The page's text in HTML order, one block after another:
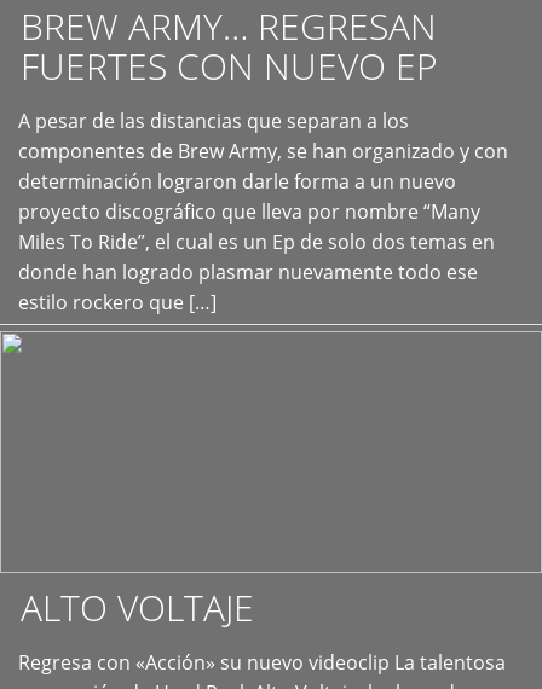
BREW ARMY… REGRESAN
FUERTES CON NUEVO EP
A pesar de las distancias que separan a los
componentes de Brew Army, se han organizado y con
determinación lograron darle forma a un nuevo
proyecto discográfico que lleva por nombre “Many
Miles To Ride”, el cual es un Ep de solo dos temas en
donde han logrado plasmar nuevamente todo ese
estilo rockero que […]
+
ALTO VOLTAJE
Regresa con «Acción» su nuevo videoclip La talentosa